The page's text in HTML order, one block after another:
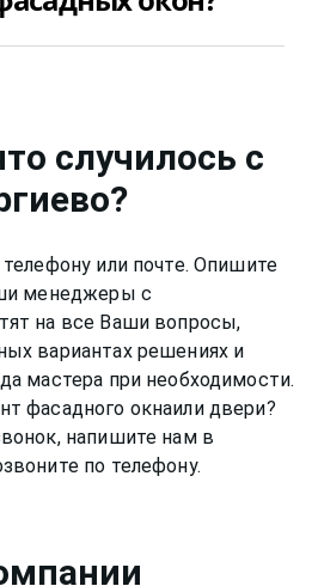
стоить устранение
случилось с
?
или почте. Опишите
менеджеры с
на все Ваши вопросы,
вариантах решениях и
мастера при необходимости.
фасадного окнаили двери?
напишите нам в
по телефону.